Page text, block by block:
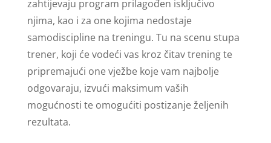
zahtijevaju program prilagođen isključivo
njima, kao i za one kojima nedostaje
samodiscipline na treningu. Tu na scenu stupa
trener, koji će vodeći vas kroz čitav trening te
pripremajući one vježbe koje vam najbolje
odgovaraju, izvući maksimum vaših
mogućnosti te omogućiti postizanje željenih
rezultata.